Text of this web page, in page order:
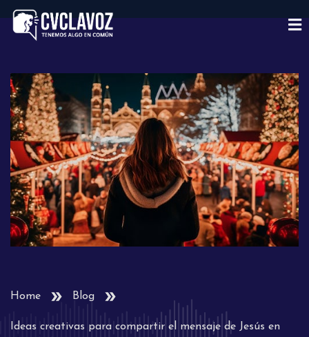
Home Blog
Ideas creativas para compartir el mensaje de Jesús en